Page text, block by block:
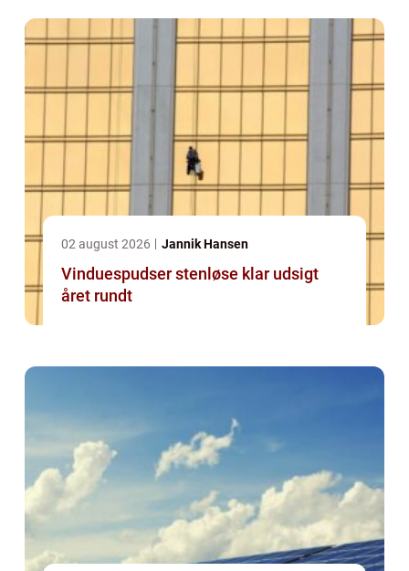
02 august 2026 Jannik Hansen
Vinduespudser stenløse klar udsigt
året rundt